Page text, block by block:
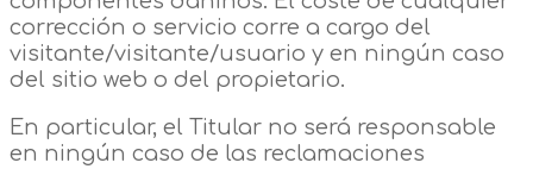
corrección o servicio corre a cargo del
visitante/visitante/usuario y en ningún caso
del sitio web o del propietario.
En particular, el Titular no será responsable
en ningún caso de las reclamaciones